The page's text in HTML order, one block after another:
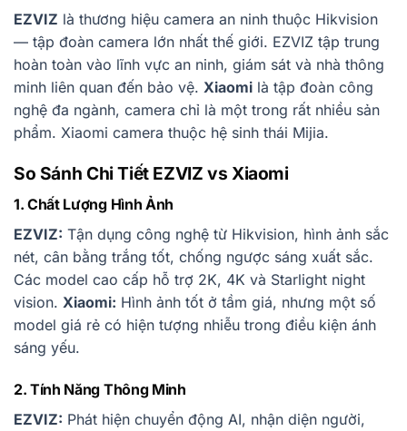
EZVIZ là thương hiệu camera an ninh thuộc Hikvision
— tập đoàn camera lớn nhất thế giới. EZVIZ tập trung
hoàn toàn vào lĩnh vực an ninh, giám sát và nhà thông
minh liên quan đến bảo vệ. Xiaomi là tập đoàn công
nghệ đa ngành, camera chỉ là một trong rất nhiều sản
phẩm. Xiaomi camera thuộc hệ sinh thái Mijia.
So Sánh Chi Tiết EZVIZ vs Xiaomi
1. Chất Lượng Hình Ảnh
EZVIZ: Tận dụng công nghệ từ Hikvision, hình ảnh sắc
nét, cân bằng trắng tốt, chống ngược sáng xuất sắc.
Các model cao cấp hỗ trợ 2K, 4K và Starlight night
vision. Xiaomi: Hình ảnh tốt ở tầm giá, nhưng một số
model giá rẻ có hiện tượng nhiễu trong điều kiện ánh
sáng yếu.
2. Tính Năng Thông Minh
EZVIZ: Phát hiện chuyển động AI, nhận diện người,